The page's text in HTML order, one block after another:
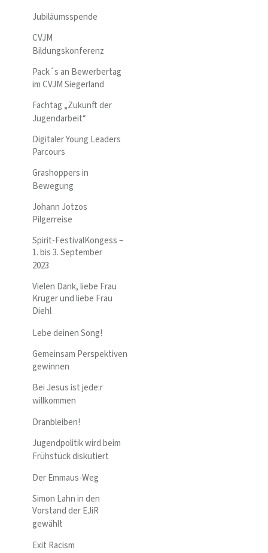
Jubiläumsspende
CVJM
Bildungskonferenz
Pack´s an Bewerbertag
im CVJM Siegerland
Fachtag „Zukunft der
Jugendarbeit“
Digitaler Young Leaders
Parcours
Grashoppers in
Bewegung
Johann Jotzos
Pilgerreise
Spirit-FestivalKongess –
1. bis 3. September
2023
Vielen Dank, liebe Frau
Krüger und liebe Frau
Diehl
Lebe deinen Song!
Gemeinsam Perspektiven
gewinnen
Bei Jesus ist jede:r
willkommen
Dranbleiben!
Jugendpolitik wird beim
Frühstück diskutiert
Der Emmaus-Weg
Simon Lahn in den
Vorstand der EJiR
gewählt
Exit Racism